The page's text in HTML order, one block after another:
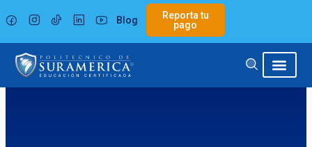
al
contenido
Blog
Reporta tu
pago